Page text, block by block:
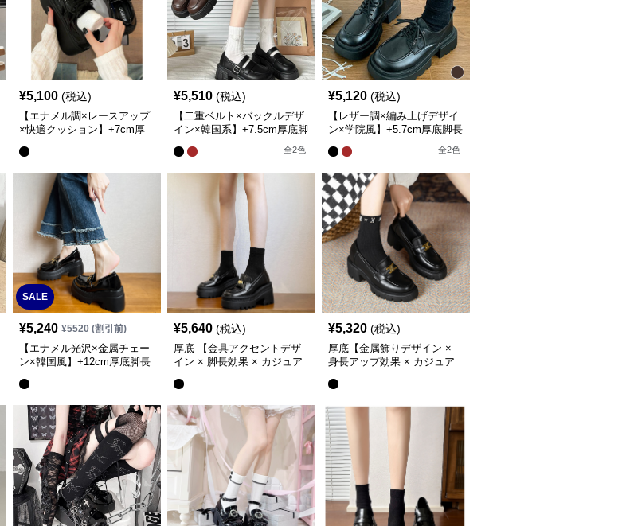
¥5,100 (税込)
【エナメル調×レースアップ
×快適クッション】+7cm厚
ーカー
¥5,510 (税込)
【二重ベルト×バックルデザ
イン×韓国系】+7.5cm厚底脚
全2色
¥5,120 (税込)
【レザー調×編み上げデザイ
ン×学院風】+5.7cm厚底脚長
全2色
SALE
¥5,240 ¥5520(割引前)
【エナメル光沢×金属チェー
ン×韓国風】+12cm厚底脚長
¥5,640 (税込)
厚底 【金具アクセントデザ
イン × 脚長効果 × カジュア
¥5,320 (税込)
厚底【金属飾りデザイン ×
身長アップ効果 × カジュア